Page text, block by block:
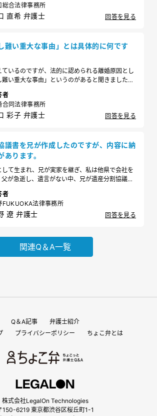
総合法律事務所
直希 弁護士 回答を見る
難い重大な事由」とは具体的に何です
いるのですが、法的に認められる離婚原因とし
い重大な事由」というのがあると聞きました。
者
合同法律事務所
彩子 弁護士 回答を見る
議書を兄が作成したのですが、内容に納
あります。
て生まれ、兄が実家を継ぎ、私は他県で会社を
が急逝し、遺言がない中、兄が遺産分割協議書
するというものでした。私は、父の財産が少な
いつつも、できれば穏便に解決したいと考えて
よいでしょうか。
者
FUKUOKA法律事務所
遼 弁護士 回答を見る
関連Q＆A一覧
Q＆A記事
弁護士紹介
プライバシーポリシー ちょこ弁とは
株式会社LegalOn Technologies
150-6219 東京都渋谷区桜丘町1-1